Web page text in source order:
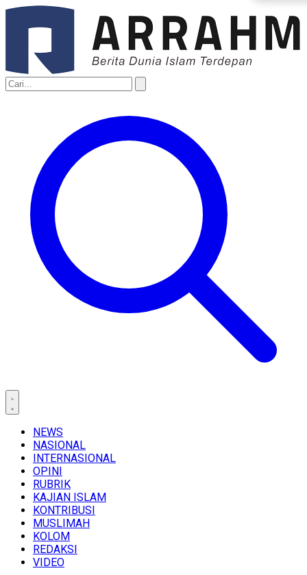
NEWS
NASIONAL
INTERNASIONAL
OPINI
RUBRIK
KAJIAN ISLAM
KONTRIBUSI
MUSLIMAH
KOLOM
REDAKSI
VIDEO